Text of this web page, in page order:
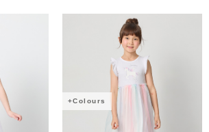
+Colours